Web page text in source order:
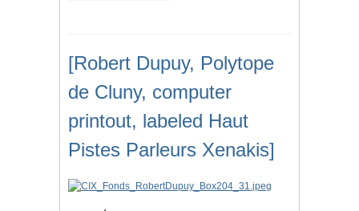
[Robert Dupuy, Polytope
de Cluny, computer
printout, labeled Haut
Pistes Parleurs Xenakis]